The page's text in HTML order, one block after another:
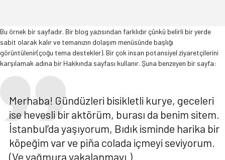
Bu örnek bir sayfadır. Bir blog yazısından farklıdır çünkü belirli bir yerde
sabit olarak kalır ve temanızın dolaşım menüsünde başlığı
görüntülenir(çoğu tema destekler). Bir çok insan potansiyel ziyaretçilerini
karşılamak adına bir Hakkında sayfası kullanır. Şuna benzeyen bir sayfa:
Merhaba! Gündüzleri bisikletli kurye, geceleri
ise hevesli bir aktörüm, burası da benim sitem.
İstanbul’da yaşıyorum, Bıdık isminde harika bir
köpeğim var ve piña colada içmeyi seviyorum.
(Ve yağmura yakalanmayı.)